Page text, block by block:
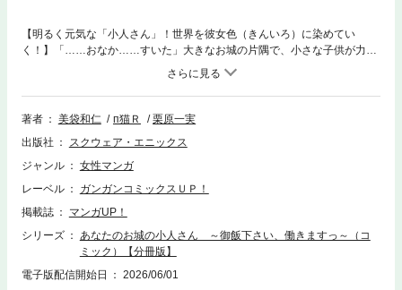
【明るく元気な「小人さん」！世界を彼女色（きんいろ）に染めてい
く！】「……おなか……すいた」大きなお城の片隅で、小さな子供が力尽
きようとしていた。飢えと渇きによって命が尽きかけた瞬間、その意識の
中で眼を覚ましたのは……元日本人OLの相模千尋。……死んでたまるか
っ！水を、食べ物を探してお城をさまよう千尋は、やがて優しい料理人と
出会う。「御飯下さい！働きますっ！」小さい体で一生懸命、お城の厨房
しい食べ物を求めて、今日も元気に城の中、森を、世界を爆走する小人さ
ん……だけど、彼女の金色の瞳には、世界の未来を左右する大きな秘密が
すっ～（コミック）」を1話ごとに分冊したものです。※分冊版話数と収録
話数が異なります。あらかじめご了承ください。(C)2026 Kazuhito Minagi
著者 美袋和仁 п猫Ｒ
栗原一実
出版社
スクウェア・エニックス
ジャンル
女性マンガ
レーベル
ガンガンコミックスＵＰ！
掲載誌
マンガUP！
シリーズ
あなたのお城の小人さん ～御飯下さい、働きますっ～（コ
ミック）【分冊版】
電子版配信開始日
2026/06/01